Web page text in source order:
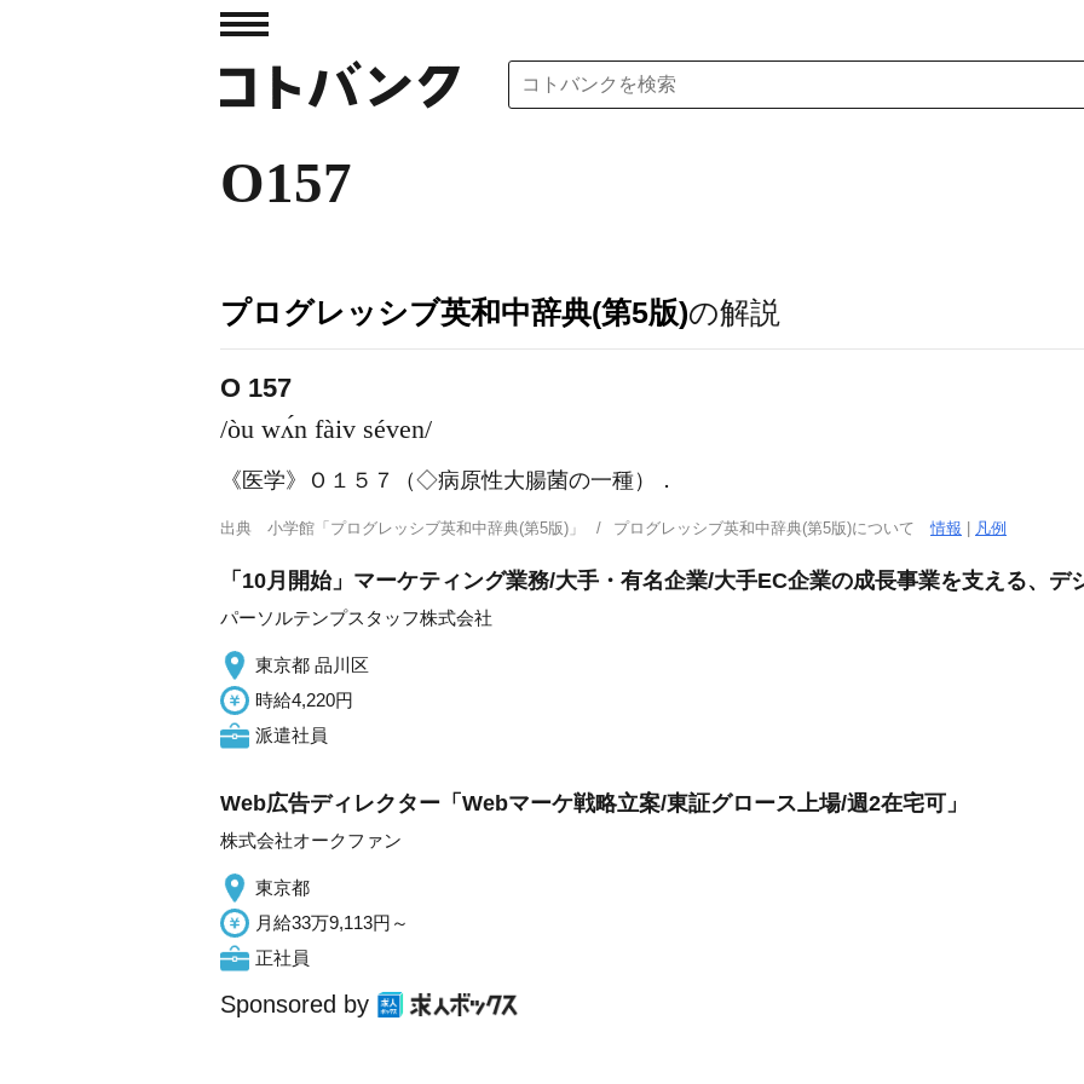
O157
プログレッシブ英和中辞典(第5版)の解説
O 157
/òu wʌ́n fàiv séven/
《医学》 Ｏ１５７（◇病原性大腸菌の一種） ．
出典 小学館「プログレッシブ英和中辞典(第5版)」 プログレッシブ英和中辞典(第5版)について情報 凡例
「10月開始」マーケティング業務/大手・有名企業/大手EC企業の成長事業を支える、
パーソルテンプスタッフ株式会社
東京都 品川区
時給4,220円
派遣社員
Web広告ディレクター「Webマーケ戦略立案/東証グロース上場/週2在宅可」
株式会社オークファン
東京都
月給33万9,113円～
正社員
Sponsored by